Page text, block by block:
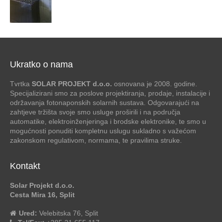
Ukratko o nama
Tvrtka SOLAR PROJEKT d.o.o. osnovana je 2008. godine.
Specijalizirani smo za poslove projektiranja, prodaje, instalacije i
održavanja fotonaponskih solarnih sustava. Odgovarajući na
zahtjeve tržišta svoje smo usluge proširili i na područja
automatike, elektroinženjeringa i brodske elektronike, te smo u
mogućnosti ponuditi kompletnu uslugu sukladno s važećom
zakonskom regulativom, normama, te pravilima struke.
Kontakt
Solar Projekt d.o.o.
Cesta Mira 16, Split
Ured: Velebitska 76, Split